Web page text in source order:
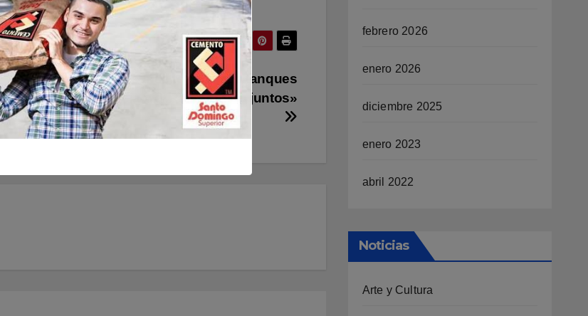
País europeo se jacta de tener «más tanques
que Alemania, Francia y el Reino Unido juntos»
febrero 2026
enero 2026
diciembre 2025
enero 2023
abril 2022
Noticias
Arte y Cultura